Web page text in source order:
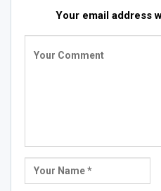
Your email address